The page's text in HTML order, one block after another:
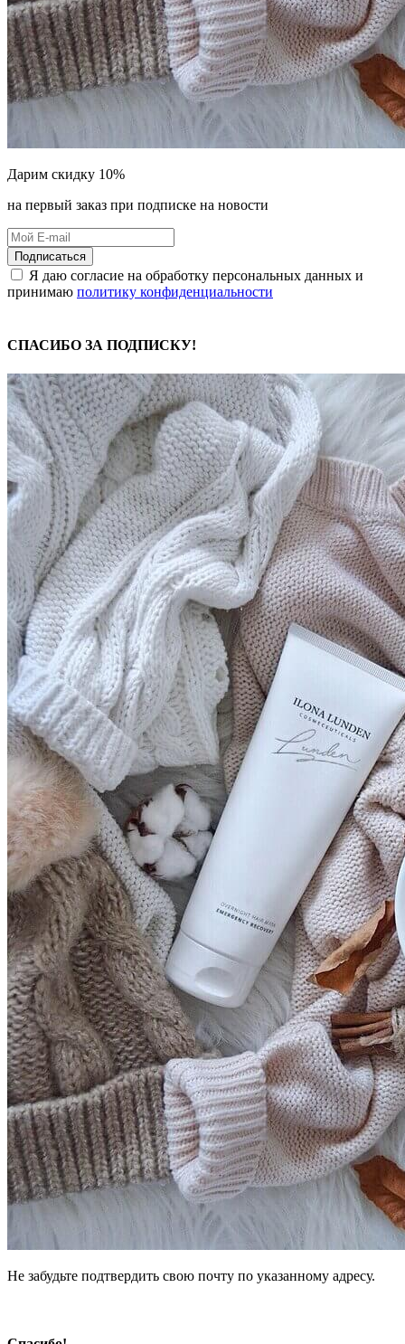
Дарим скидку 10%
на первый заказ при подписке на новости
Подписаться
Я даю согласие на обработку персональных данных и
принимаю политику конфиденциальности
СПАСИБО ЗА ПОДПИСКУ!
Не забудьте подтвердить свою почту по указанному адресу.